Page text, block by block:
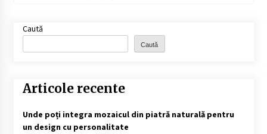
Caută
Caută
Articole recente
Unde poți integra mozaicul din piatră naturală pentru
un design cu personalitate